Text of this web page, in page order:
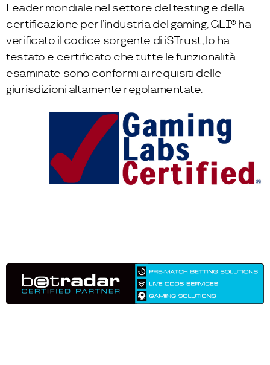
Leader mondiale nel settore del testing e della
certificazione per l’industria del gaming, GLI® ha
verificato il codice sorgente di iSTrust, lo ha
testato e certificato che tutte le funzionalità
esaminate sono conformi ai requisiti delle
giurisdizioni altamente regolamentate.